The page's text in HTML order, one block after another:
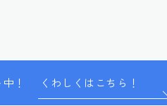
！ くわしくはこちら！